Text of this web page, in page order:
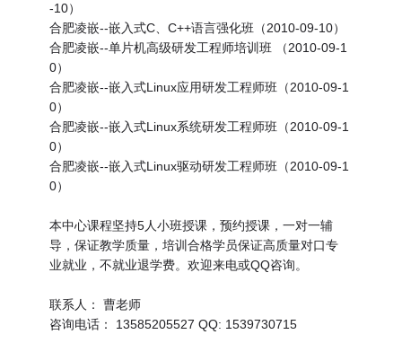
-10）
合肥凌嵌--嵌入式C、C++语言强化班（2010-09-10）
合肥凌嵌--单片机高级研发工程师培训班 （2010-09-1
0）
合肥凌嵌--嵌入式Linux应用研发工程师班（2010-09-1
0）
合肥凌嵌--嵌入式Linux系统研发工程师班（2010-09-1
0）
合肥凌嵌--嵌入式Linux驱动研发工程师班（2010-09-1
0）
本中心课程坚持5人小班授课，预约授课，一对一辅
导，保证教学质量，培训合格学员保证高质量对口专
业就业，不就业退学费。欢迎来电或QQ咨询。
联系人： 曹老师
咨询电话： 13585205527 QQ: 1539730715